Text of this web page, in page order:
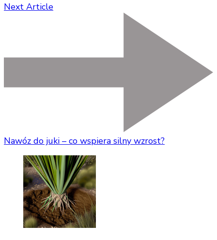
Next Article
Nawóz do juki – co wspiera silny wzrost?